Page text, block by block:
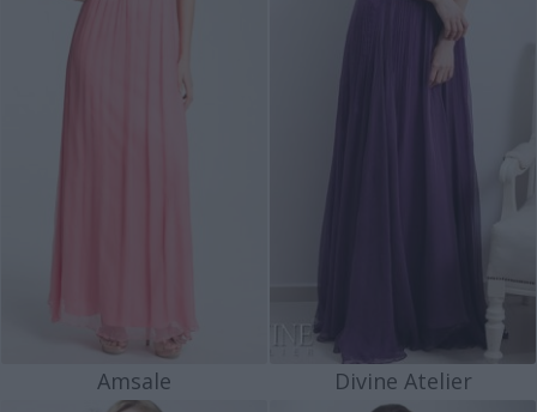
Amsale Divine Atelier